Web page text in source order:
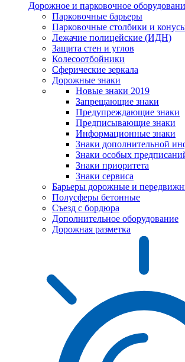
Дорожное и парковочное
Парковочные барьеры
Парковочные столбики и
Лежачие полицейские (ИДН)
Защита стен и углов
Колесоотбойники
Сферические зеркала
Дорожные знаки
Новые знаки 2019
Запрещающие знаки
Предупреждающие знаки
Предписывающие знаки
Информационные знаки
Знаки дополнительной
Знаки особых
Знаки приоритета
Знаки сервиса
Барьеры дорожные и
Полусферы бетонные
Съезд с бордюра
Дополнительное оборудование
Дорожная разметка